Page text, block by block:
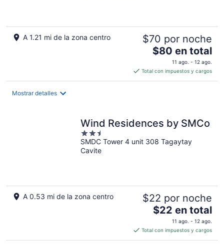
A 1.21 mi de la zona centro $70 por noche
El
precio
es
de
por
noche
$80 en total
11 ago. - 12 ago.
Total con impuestos y cargos
Mostrar detalles
Wind Residences by SMCo
2.5
out
of
SMDC Tower 4 unit 308 Tagaytay
Cavite
A 0.53 mi de la zona centro $22 por noche
El
precio
es
de
$22 en total
11 ago. - 12 ago.
Total con impuestos y cargos